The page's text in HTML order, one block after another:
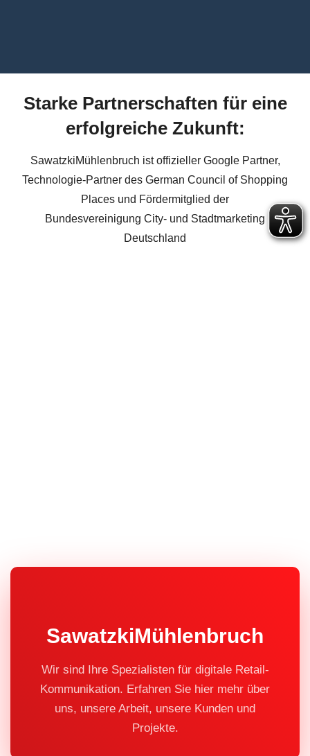
Starke Partnerschaften für eine
erfolgreiche Zukunft:
SawatzkiMühlenbruch ist offizieller Google Partner,
Technologie-Partner des German Council of Shopping
Places und Fördermitglied der
Bundesvereinigung City- und Stadtmarketing
Deutschland
SawatzkiMühlenbruch
Wir sind Ihre Spezialisten für digitale Retail-
Kommunikation. Erfahren Sie hier mehr über
uns, unsere Arbeit, unsere Kunden und
Projekte.